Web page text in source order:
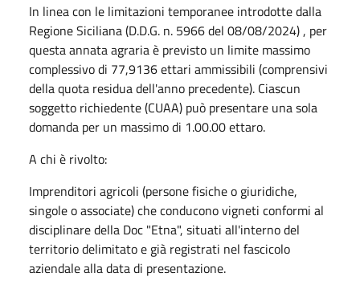
In linea con le limitazioni temporanee introdotte dalla
Regione Siciliana (D.D.G. n. 5966 del 08/08/2024) , per
questa annata agraria è previsto un limite massimo
complessivo di 77,9136 ettari ammissibili (comprensivi
della quota residua dell'anno precedente). Ciascun
soggetto richiedente (CUAA) può presentare una sola
domanda per un massimo di 1.00.00 ettaro.
A chi è rivolto:
Imprenditori agricoli (persone fisiche o giuridiche,
singole o associate) che conducono vigneti conformi al
disciplinare della Doc "Etna", situati all'interno del
territorio delimitato e già registrati nel fascicolo
aziendale alla data di presentazione.